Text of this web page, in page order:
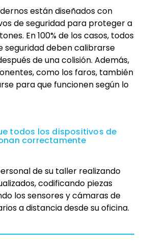
están diseñados con
de seguridad para proteger a
En 100% de los casos, todos
seguridad deben calibrarse
de una colisión. Además,
como los faros, también
para que funcionen según lo
todos los dispositivos de
correctamente
de su taller realizando
codificando piezas
los sensores y cámaras de
a distancia desde su oficina.